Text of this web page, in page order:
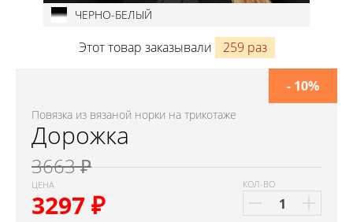
ЧЕРНО-БЕЛЫЙ
Этот товар заказывали 259 раз
Повязка из вязаной норки на трикотаже
Дорожка
3663 ₽
ЦЕНА
3297₽
- 10%
КОЛ-ВО